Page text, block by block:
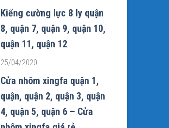
Kiếng cường lực 8 ly quận
8, quận 7, quận 9, quận 10,
quận 11, quận 12
25/04/2020
Cửa nhôm xingfa quận 1,
quận, quận 2, quận 3, quận
4, quận 5, quận 6 – Cửa